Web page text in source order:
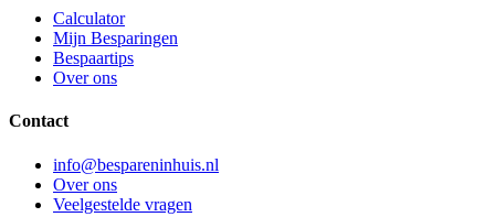
Calculator
Mijn Besparingen
Bespaartips
Over ons
Contact
info@bespareninhuis.nl
Over ons
Veelgestelde vragen